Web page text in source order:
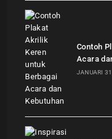
Contoh
Acara
JANUARI